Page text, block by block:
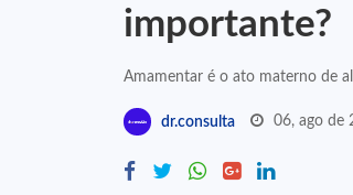
importante?
Amamentar é o ato materno de
dr.consulta 06, ago de